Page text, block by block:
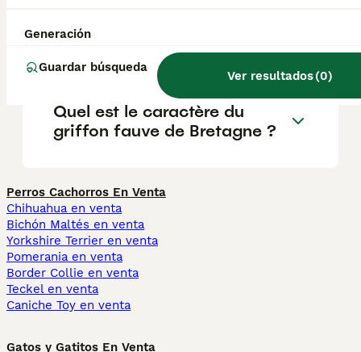
Generación
Guardar búsqueda
Ver resultados(0)
¿Qué tamaño tiene un
Basset fauve de bretagne?
Quel est le caractère du
griffon fauve de Bretagne ?
Perros Cachorros En Venta
Chihuahua en venta
Bichón Maltés en venta
Yorkshire Terrier en venta
Pomerania en venta
Border Collie en venta
Teckel en venta
Caniche Toy en venta
Gatos y Gatitos En Venta